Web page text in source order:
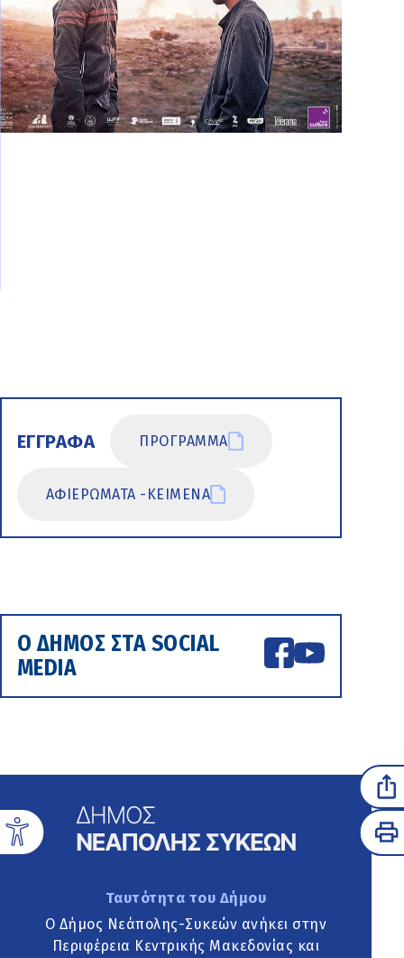
ΕΓΓΡΑΦΑ ΠΡΟΓΡΑΜΜΑ
ΑΦΙΕΡΩΜΑΤΑ -ΚΕΙΜΕΝΑ
Ο ΔΗΜΟΣ ΣΤΑ SOCIAL
MEDIA
Ταυτότητα του Δήμου
Ο Δήμος Νεάπολης-Συκεών ανήκει στην
Περιφέρεια Κεντρικής Μακεδονίας και